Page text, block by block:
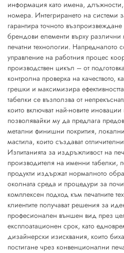
информация като имена,
номера. Интегрирането на системи
гарантира точното
брендови елементи върху
печатни технологии. Напредналото
управление на работния процес
производствен цикъл – от
контролна проверка на качеството,
грешки и максимизира
табелки се възползва от
които включват най-новите иновации
позволявайки му да предлага
метални финишни покрития,
мастила, които създават
Изпитанията за издръжливост на
производителя на именни табелки,
продукти издържат нормалното
околната среда и процедури за
комплексен подход към печатните
клиентите получават решения за
професионален външен вид през
експлоатационен срок, като
дизайнерски изисквания, които
постигане чрез конвенционални